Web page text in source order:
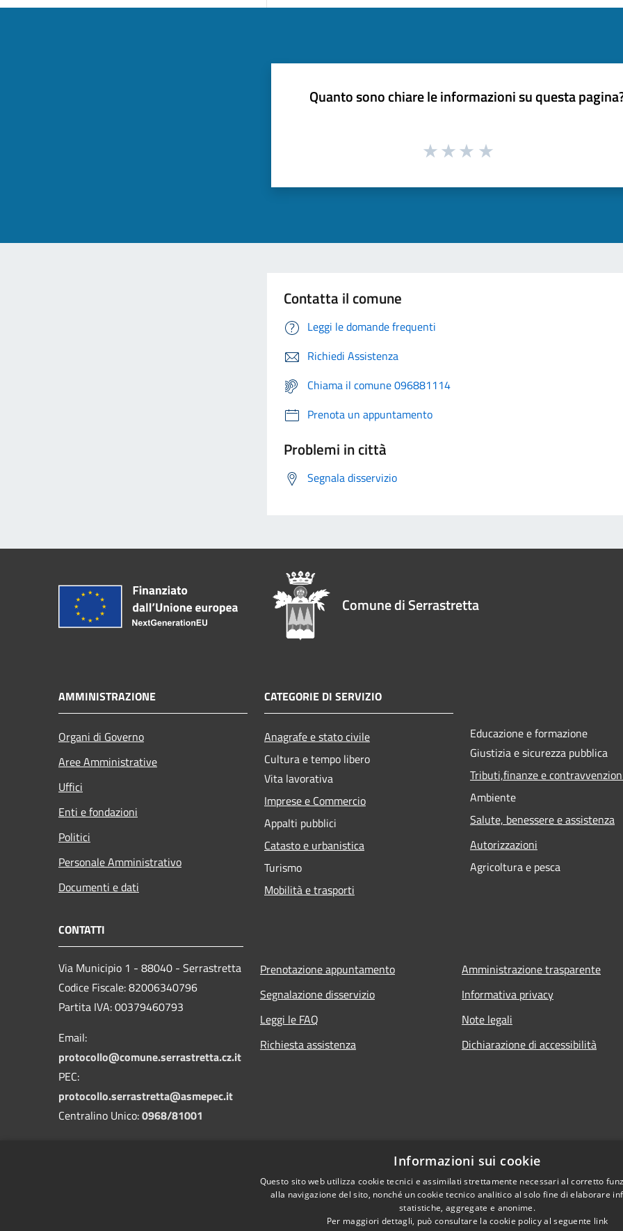
Quanto sono chiare le informazioni su questa
Contatta il comune
Leggi le domande frequenti
Richiedi Assistenza
Chiama il comune 096881114
Prenota un appuntamento
Problemi in città
Segnala disservizio
Comune di Serrastretta
AMMINISTRAZIONE
Organi di Governo
Aree Amministrative
Uffici
Enti e fondazioni
Politici
Personale Amministrativo
Documenti e dati
CATEGORIE DI SERVIZIO
Anagrafe e stato civile
Cultura e tempo libero
Vita lavorativa
Imprese e Commercio
Appalti pubblici
Catasto e urbanistica
Turismo
Mobilità e trasporti
Educazione e formazione
Giustizia e sicurezza pubblica
Tributi,finanze e
Ambiente
Salute, benessere e assistenza
Autorizzazioni
Agricoltura e pesca
CONTATTI
Via Municipio 1 - 88040 - Serrastretta
Codice Fiscale: 82006340796
Partita IVA: 00379460793
Email:
protocollo@comune.serrastretta.cz.it
PEC:
protocollo.serrastretta@asmepec.it
Centralino Unico:0968/81001
Prenotazione appuntamento
Segnalazione disservizio
Leggi le FAQ
Richiesta assistenza
Amministrazione trasparente
Informativa privacy
Note legali
Dichiarazione di accessibilità
Informazioni sui cookie
Questo sito web utilizza cookie tecnici e assimilati strettamente necessari al corretto
alla navigazione del sito, nonché un cookie tecnico analitico al solo fine di elaborare
statistiche, aggregate e anonime.
Per maggiori dettagli, può consultare la cookie policy al seguente link